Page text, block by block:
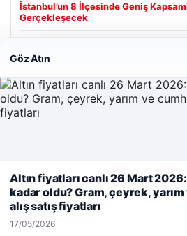
İstanbul’un 8 İlçesinde Geniş
Gerçekleşecek
Son Eklenen Firmalar
Hastaş Beton
deneyiminizi kişiselleştirmek ve
kullanıyoruz. Çerez Politikamız
Reddet
Göz Atın
Altın fiyatları canlı 26 Mart
kadar oldu? Gram, çeyrek,
alış satış fiyatları
17/05/2026